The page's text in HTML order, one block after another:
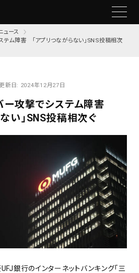
ュース
テム障害 「アプリつながらない」SNS投稿相次
新日: 2024年12月27日
ー攻撃でシステム障害
い」SNS投稿相次ぐ
銀行のインターネットバンキング「三